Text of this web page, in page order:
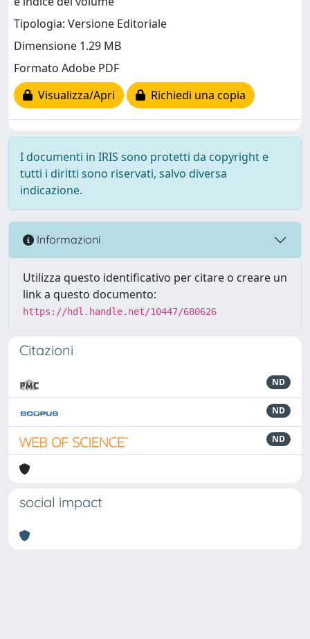
Tipologia: Versione Editoriale
Dimensione 1.29 MB
Formato Adobe PDF
Visualizza/Apri
Richiedi una copia
I documenti in IRIS sono protetti da copyright e
tutti i diritti sono riservati, salvo diversa
indicazione.
Informazioni
Utilizza questo identificativo per citare o creare un
link a questo documento:
https://hdl.handle.net/10447/680626
Citazioni
ND
ND
ND
social impact